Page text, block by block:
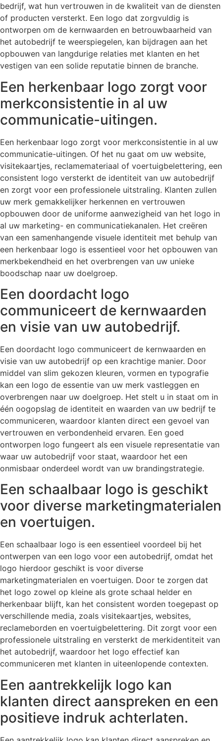
bedrijf, wat hun vertrouwen in de kwaliteit van de diensten
of producten versterkt. Een logo dat zorgvuldig is
ontworpen om de kernwaarden en betrouwbaarheid van
het autobedrijf te weerspiegelen, kan bijdragen aan het
opbouwen van langdurige relaties met klanten en het
vestigen van een solide reputatie binnen de branche.
Een herkenbaar logo zorgt voor
merkconsistentie in al uw
communicatie-uitingen.
Een herkenbaar logo zorgt voor merkconsistentie in al uw
communicatie-uitingen. Of het nu gaat om uw website,
visitekaartjes, reclamemateriaal of voertuigbelettering, een
consistent logo versterkt de identiteit van uw autobedrijf
en zorgt voor een professionele uitstraling. Klanten zullen
uw merk gemakkelijker herkennen en vertrouwen
opbouwen door de uniforme aanwezigheid van het logo in
al uw marketing- en communicatiekanalen. Het creëren
van een samenhangende visuele identiteit met behulp van
een herkenbaar logo is essentieel voor het opbouwen van
merkbekendheid en het overbrengen van uw unieke
boodschap naar uw doelgroep.
Een doordacht logo
communiceert de kernwaarden
en visie van uw autobedrijf.
Een doordacht logo communiceert de kernwaarden en
visie van uw autobedrijf op een krachtige manier. Door
middel van slim gekozen kleuren, vormen en typografie
kan een logo de essentie van uw merk vastleggen en
overbrengen naar uw doelgroep. Het stelt u in staat om in
één oogopslag de identiteit en waarden van uw bedrijf te
communiceren, waardoor klanten direct een gevoel van
vertrouwen en verbondenheid ervaren. Een goed
ontworpen logo fungeert als een visuele representatie van
waar uw autobedrijf voor staat, waardoor het een
onmisbaar onderdeel wordt van uw brandingstrategie.
Een schaalbaar logo is geschikt
voor diverse marketingmaterialen
en voertuigen.
Een schaalbaar logo is een essentieel voordeel bij het
ontwerpen van een logo voor een autobedrijf, omdat het
logo hierdoor geschikt is voor diverse
marketingmaterialen en voertuigen. Door te zorgen dat
het logo zowel op kleine als grote schaal helder en
herkenbaar blijft, kan het consistent worden toegepast op
verschillende media, zoals visitekaartjes, websites,
reclameborden en voertuigbelettering. Dit zorgt voor een
professionele uitstraling en versterkt de merkidentiteit van
het autobedrijf, waardoor het logo effectief kan
communiceren met klanten in uiteenlopende contexten.
Een aantrekkelijk logo kan
klanten direct aanspreken en een
positieve indruk achterlaten.